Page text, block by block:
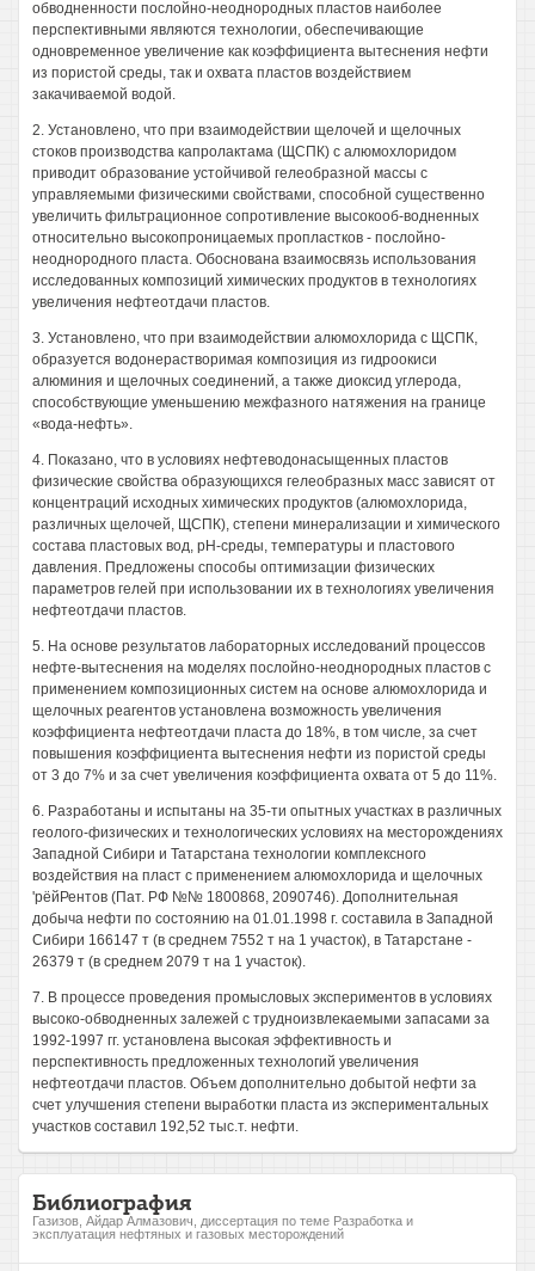
обводненности послойно-неоднородных пластов наиболее
перспективными являются технологии, обеспечивающие
одновременное увеличение как коэффициента вытеснения нефти
из пористой среды, так и охвата пластов воздействием
закачиваемой водой.
2. Установлено, что при взаимодействии щелочей и щелочных
стоков производства капролактама (ЩСПК) с алюмохлоридом
приводит образование устойчивой гелеобразной массы с
управляемыми физическими свойствами, способной существенно
увеличить фильтрационное сопротивление высокооб-водненных
относительно высокопроницаемых пропластков - послойно-
неоднородного пласта. Обоснована взаимосвязь использования
исследованных композиций химических продуктов в технологиях
увеличения нефтеотдачи пластов.
3. Установлено, что при взаимодействии алюмохлорида с ЩСПК,
образуется водонерастворимая композиция из гидроокиси
алюминия и щелочных соединений, а также диоксид углерода,
способствующие уменьшению межфазного натяжения на границе
«вода-нефть».
4. Показано, что в условиях нефтеводонасыщенных пластов
физические свойства образующихся гелеобразных масс зависят от
концентраций исходных химических продуктов (алюмохлорида,
различных щелочей, ЩСПК), степени минерализации и химического
состава пластовых вод, рН-среды, температуры и пластового
давления. Предложены способы оптимизации физических
параметров гелей при использовании их в технологиях увеличения
нефтеотдачи пластов.
5. На основе результатов лабораторных исследований процессов
нефте-вытеснения на моделях послойно-неоднородных пластов с
применением композиционных систем на основе алюмохлорида и
щелочных реагентов установлена возможность увеличения
коэффициента нефтеотдачи пласта до 18%, в том числе, за счет
повышения коэффициента вытеснения нефти из пористой среды
от 3 до 7% и за счет увеличения коэффициента охвата от 5 до 11%.
6. Разработаны и испытаны на 35-ти опытных участках в различных
геолого-физических и технологических условиях на месторождениях
Западной Сибири и Татарстана технологии комплексного
воздействия на пласт с применением алюмохлорида и щелочных
'рёйРентов (Пат. РФ №№ 1800868, 2090746). Дополнительная
добыча нефти по состоянию на 01.01.1998 г. составила в Западной
Сибири 166147 т (в среднем 7552 т на 1 участок), в Татарстане -
26379 т (в среднем 2079 т на 1 участок).
7. В процессе проведения промысловых экспериментов в условиях
высоко-обводненных залежей с трудноизвлекаемыми запасами за
1992-1997 гг. установлена высокая эффективность и
перспективность предложенных технологий увеличения
нефтеотдачи пластов. Объем дополнительно добытой нефти за
счет улучшения степени выработки пласта из экспериментальных
участков составил 192,52 тыс.т. нефти.
Библиография
Газизов, Айдар Алмазович, диссертация по теме Разработка и
эксплуатация нефтяных и газовых месторождений